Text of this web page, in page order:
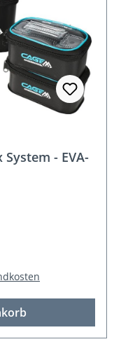
System - EVA-